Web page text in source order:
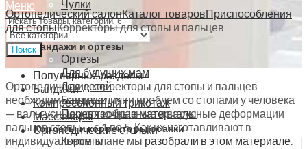
Чулки
Гольфы
Аксессуары
Бандажи и ортезы
Ортезы
Для будущих мам
Для детей
Бандажи
Перевязочные материалы
Корсеты и корректоры осанки
Корсеты
Меню
Поиск
Популярные разделы
Бандажи
Компрессионный трикотаж
Массажеры
Ортопедические стельки
Ортопедический салонКаталог товаровПриспособления
для стопыКорректоры для стопы и пальцев
Ортопедические корректоры для стопы и пальцев
необходимы при наличии проблем со стопами у человека
— вальгусные, когтеобразные и варусные деформации
пальцев стопы — с 1 по 5. Как их изготавливают в
индивидуальном плане мы разобрали в этом материале